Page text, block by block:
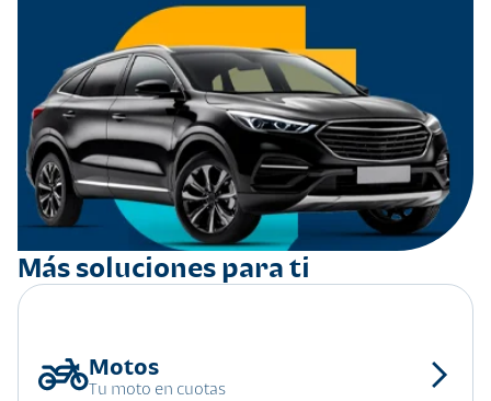
Más soluciones para ti
Tu moto en cuotas